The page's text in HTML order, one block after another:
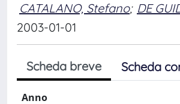
CATALANO, Stefano; DE
2003-01-01
Scheda breve Scheda
Anno